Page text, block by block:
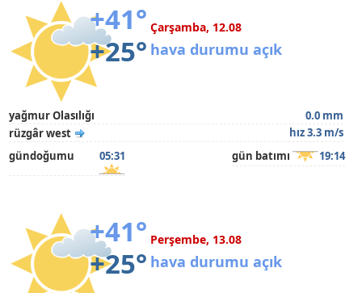
+41°
+25°
Çarşamba, 12.08
hava durumu açık
yağmur Olasılığı
0.0 mm
rüzgâr west
hız 3.3 m/s
gündoğumu
05:31 gün batımı 19:14
+41°
+25°
Perşembe, 13.08
hava durumu açık